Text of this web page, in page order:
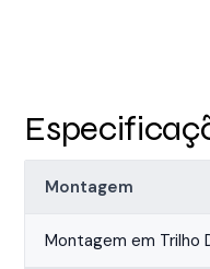
Montagem
Montagem em Trilho